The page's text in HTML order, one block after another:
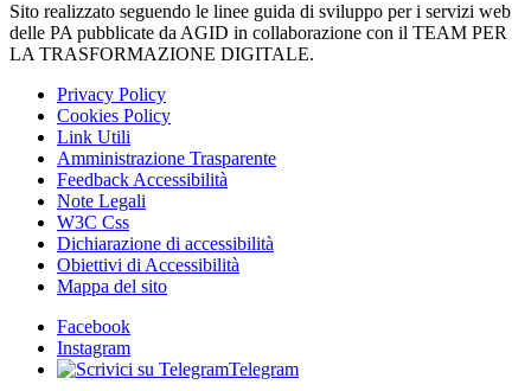
Sito realizzato seguendo le linee guida di sviluppo per i servizi web
delle PA pubblicate da AGID in collaborazione con il TEAM PER
LA TRASFORMAZIONE DIGITALE.
Privacy Policy
Cookies Policy
Link Utili
Amministrazione Trasparente
Feedback Accessibilità
Note Legali
W3C Css
Dichiarazione di accessibilità
Obiettivi di Accessibilità
Mappa del sito
Facebook
Instagram
Telegram